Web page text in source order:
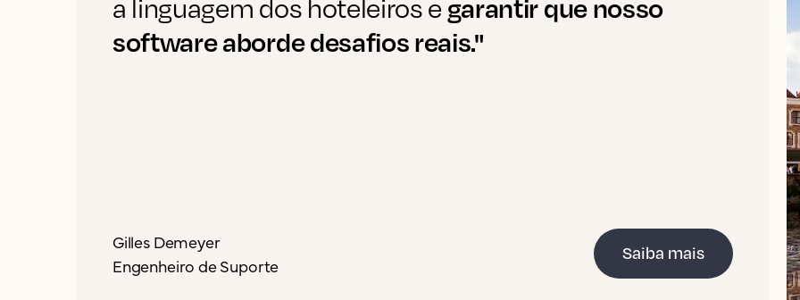
a linguagem dos hoteleiros e garantir que nosso
software aborde desafios reais."
Gilles Demeyer
Engenheiro de Suporte
Saiba mais